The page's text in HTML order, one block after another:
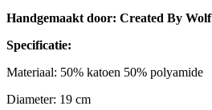
Handgemaakt door: Created By Wolf
Specificatie:
Materiaal: 50% katoen 50% polyamide
Diameter: 19 cm